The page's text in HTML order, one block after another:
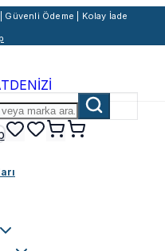
Güvenli Ödeme | Kolay İade